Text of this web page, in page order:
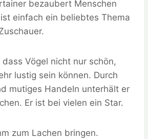
bezaubert Menschen
einfach ein beliebtes Thema
Vögel nicht nur schön,
lustig sein können. Durch
mutiges Handeln unterhält er
Er ist bei vielen ein Star.
zum Lachen bringen.